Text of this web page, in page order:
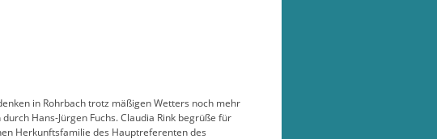
in Rohrbach trotz mäßigen Wetters noch mehr
Hans-Jürgen Fuchs. Claudia Rink begrüße für
Herkunftsfamilie des Hauptreferenten des